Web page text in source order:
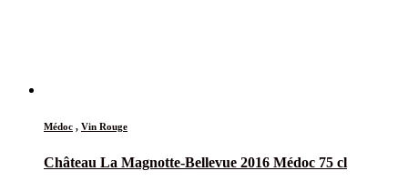
Médoc , Vin Rouge
Château La Magnotte-Bellevue 2016 Médoc 75 cl